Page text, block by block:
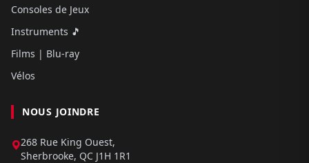
Consoles de Jeux
Instruments 🎵
Films | Blu-ray
Vélos
NOUS JOINDRE
268 Rue King Ouest,
Sherbrooke, QC J1H 1R1